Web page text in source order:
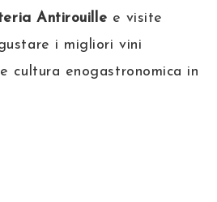
Antirouille e visite
i migliori vini
cultura enogastronomica in